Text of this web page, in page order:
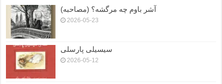
آشر باوم چه مرگشه؟ (مصاحبه)
2026-05-23
سیسیلی پارسلی
2026-05-12